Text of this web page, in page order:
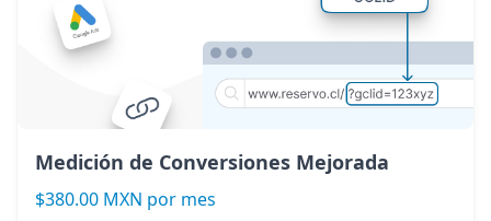
Medición de Conversiones Mejorada
$380.00 MXN por mes